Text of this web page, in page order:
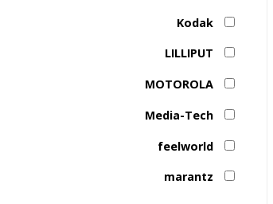
Kodak
LILLIPUT
MOTOROLA
Media-Tech
feelworld
marantz